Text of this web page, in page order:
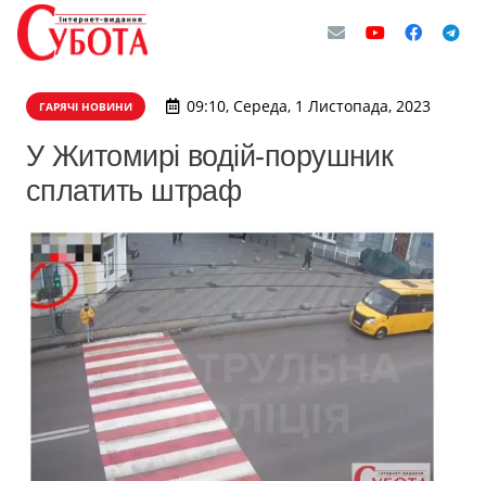
ГАРЯЧІ НОВИНИ 09:10, Середа, 1 Листопада, 2023
У Житомирі водій-порушник
сплатить штраф